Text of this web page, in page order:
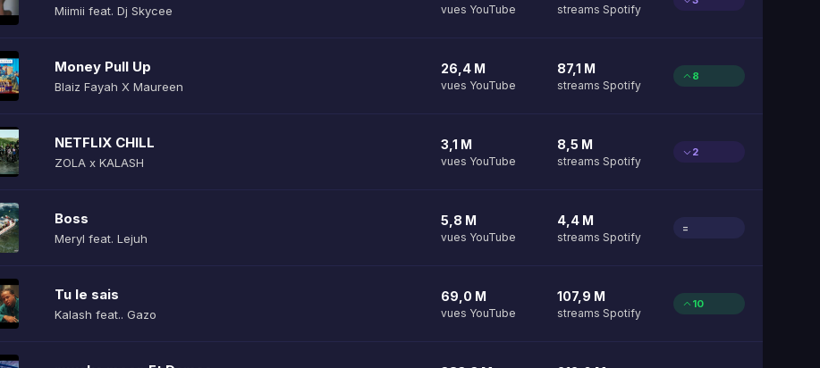
Miimii feat. Dj Skycee vues YouTube streams Spotify
Money Pull Up
Blaiz Fayah X Maureen
26,4 M
vues YouTube
87,1 M
streams Spotify
8
NETFLIX CHILL
ZOLA x KALASH
3,1 M
vues YouTube
8,5 M
streams Spotify
2
Boss
Meryl feat. Lejuh
5,8 M
vues YouTube
4,4 M
streams Spotify
=
Tu le sais
Kalash feat.. Gazo
69,0 M
vues YouTube
107,9 M
streams Spotify
10